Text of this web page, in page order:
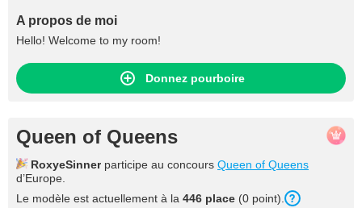
A propos de moi
Hello! Welcome to my room!
Donnez pourboire
Queen of Queens
RoxyeSinner participe au concours Queen of Queens
d’Europe.
Le modèle est actuellement à la 446 place (0 point).